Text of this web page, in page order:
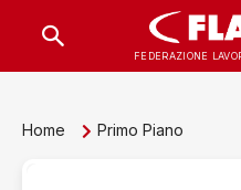
FEDERAZIONE
Home Primo Piano